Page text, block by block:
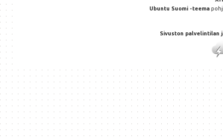
Ubuntu Suomi -teema
Sivuston palvelintilan